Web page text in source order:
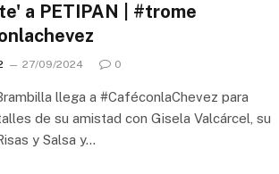
a PETIPAN | #trome
27/09/2024 0
llega a #CaféconlaChevez para
de su amistad con Gisela Valcárcel, su
y Salsa y…